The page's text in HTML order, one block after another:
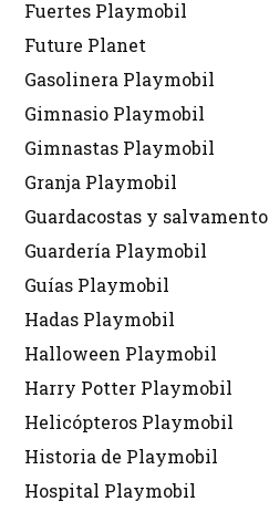
Fuertes Playmobil
Future Planet
Gasolinera Playmobil
Gimnasio Playmobil
Gimnastas Playmobil
Granja Playmobil
Guardacostas y salvamento
Guardería Playmobil
Guías Playmobil
Hadas Playmobil
Halloween Playmobil
Harry Potter Playmobil
Helicópteros Playmobil
Historia de Playmobil
Hospital Playmobil